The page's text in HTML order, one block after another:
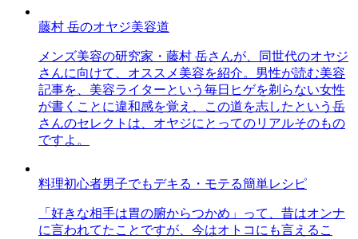
藤村 岳のオヤジ美容道
メンズ美容の研究家・藤村 岳さんが、同世代のオヤジ
さんに向けて、オススメ美容を紹介。男性が読む美容
記事を、美容ライターという毎日ヒゲを剃らない女性
が書くことに違和感を覚え、この道を志したという岳
さんのセレクトは、オヤジにとってのリアルそのもの
ですよ。
料理初心者男子でもデキる・モテる簡単レシピ
「好きな相手は胃の腑からつかめ」って、昔はオンナ
に言われてたことですが、今はオトコにも言えるこ